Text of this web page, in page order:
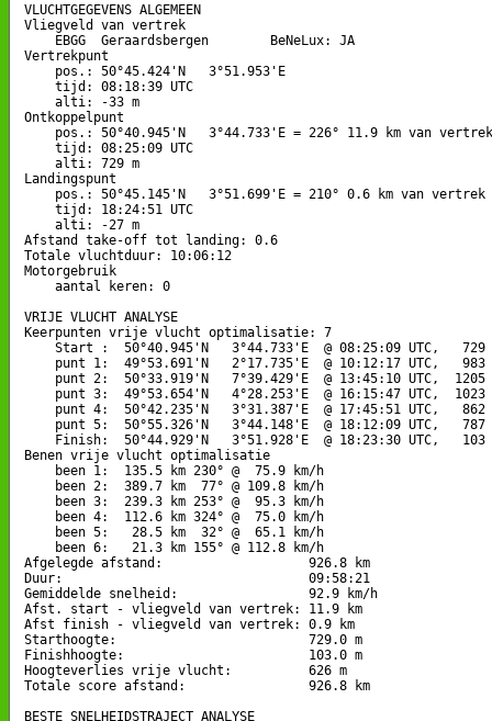
VLUCHTGEGEVENS ALGEMEEN
Vliegveld van vertrek
    EBGG  Geraardsbergen        BeNeLux: JA
Vertrekpunt
    pos.: 50°45.424'N   3°51.953'E
    tijd: 08:18:39 UTC
    alti: -33 m
Ontkoppelpunt
    pos.: 50°40.945'N   3°44.733'E = 226° 11.9 km van vertrek
    tijd: 08:25:09 UTC
    alti: 729 m
Landingspunt
    pos.: 50°45.145'N   3°51.699'E = 210° 0.6 km van vertrek
    tijd: 18:24:51 UTC
    alti: -27 m
Afstand take-off tot landing: 0.6
Totale vluchtduur: 10:06:12
Motorgebruik
    aantal keren: 0
VRIJE VLUCHT ANALYSE
Keerpunten vrije vlucht optimalisatie: 7
Start :  50°40.945'N   3°44.733'E  @ 08:25:09 UTC,   729
punt 1:  49°53.691'N   2°17.735'E  @ 10:12:17 UTC,   983
punt 2:  50°33.919'N   7°39.429'E  @ 13:45:10 UTC,  1205
punt 3:  49°53.654'N   4°28.253'E  @ 16:15:47 UTC,  1023
punt 4:  50°42.235'N   3°31.387'E  @ 17:45:51 UTC,   862
punt 5:  50°55.326'N   3°44.148'E  @ 18:12:09 UTC,   787
Finish:  50°44.929'N   3°51.928'E  @ 18:23:30 UTC,   103
Benen vrije vlucht optimalisatie
    been 1:  135.5 km 230° @  75.9 km/h
    been 2:  389.7 km  77° @ 109.8 km/h
    been 3:  239.3 km 253° @  95.3 km/h
    been 4:  112.6 km 324° @  75.0 km/h
    been 5:   28.5 km  32° @  65.1 km/h
    been 6:   21.3 km 155° @ 112.8 km/h
Afgelegde afstand:                   926.8 km
Duur:                                09:58:21
Gemiddelde snelheid:                 92.9 km/h
Afst. start - vliegveld van vertrek: 11.9 km
Afst finish - vliegveld van vertrek: 0.9 km
Starthoogte:                         729.0 m
Finishhoogte:                        103.0 m
Hoogteverlies vrije vlucht:          626 m
Totale score afstand:                926.8 km
BESTE SNELHEIDSTRAJECT ANALYSE